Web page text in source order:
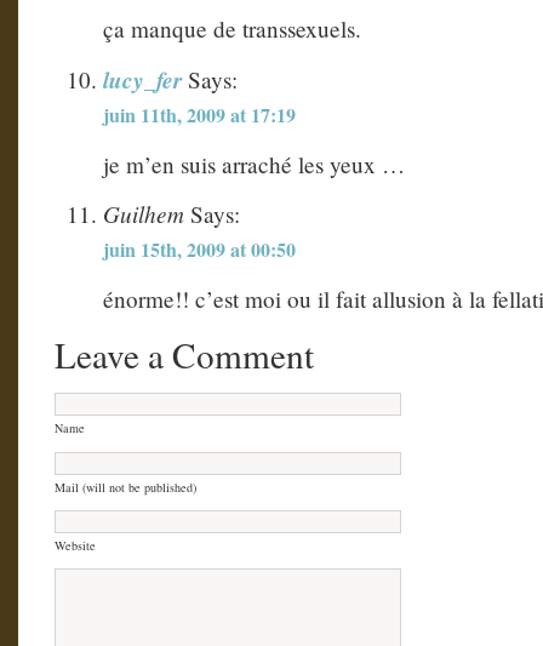
ça manque de transsexuels.
lucy_ferSays:
juin 11th, 2009 at 17:19
je m’en suis arraché les yeux …
Guilhem Says:
juin 15th, 2009 at 00:50
énorme!! c’est moi ou il fait allusion à la
Leave a Comment
Name
Mail (will not be published)
Website